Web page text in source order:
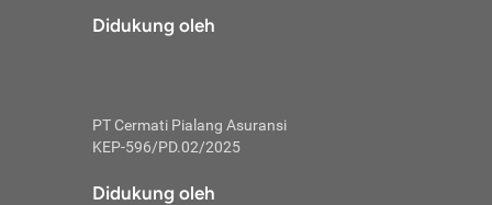
tidak
skor
Didukung oleh
PT Cermati Pialang Asuransi
KEP-596/PD.02/2025
Didukung oleh